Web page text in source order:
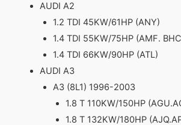
AUDI A2
1.2 TDI 45KW/61HP (ANY)
1.4 TDI 55KW/75HP (AMF.
1.4 TDI 66KW/90HP (ATL)
AUDI A3
A3 (8L1) 1996-2003
1.8 T 110KW/150HP
1.8 T 132KW/180HP